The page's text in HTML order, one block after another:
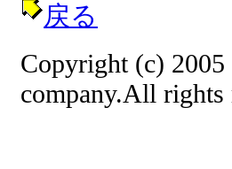
戻る
Copyright (c) 2005
company.All rights